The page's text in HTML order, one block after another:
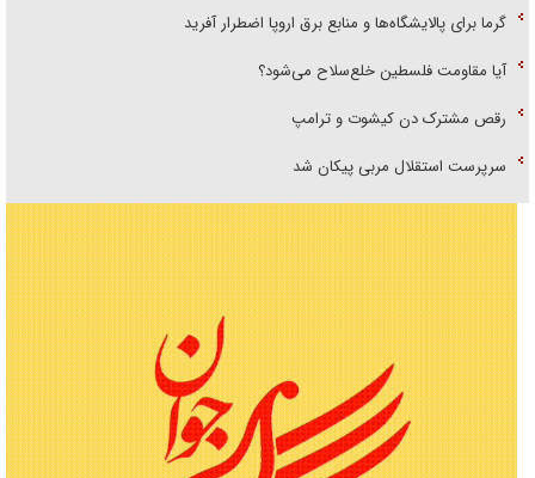
گرما برای پالایشگاه‌ها و منابع برق اروپا اضطرار آفرید
آیا مقاومت فلسطین خلع‌سلاح می‌شود؟
رقص مشترک دن کیشوت و ترامپ
سرپرست استقلال مربی پیکان شد